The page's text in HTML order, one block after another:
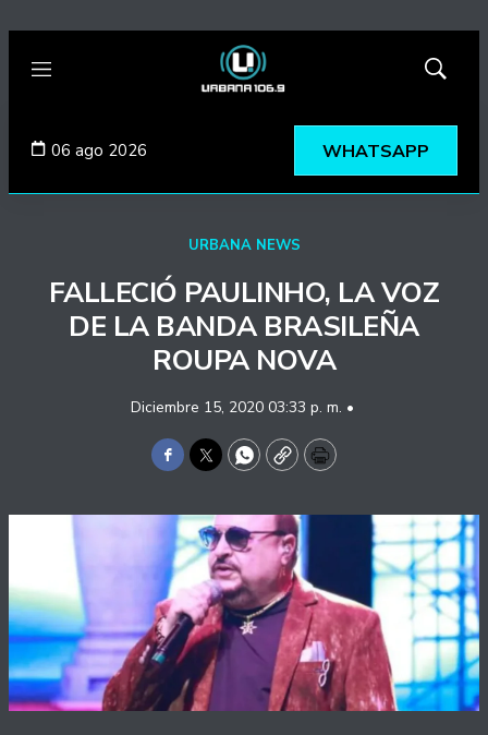
Menú
Mostrar
06 ago 2026 WHATSAPP
URBANA NEWS
FALLECIÓ PAULINHO, LA VOZ
DE LA BANDA BRASILEÑA
ROUPA NOVA
Diciembre 15, 2020 03:33 p. m. •
Facebook
TwitterWhatsApp
CopyPrint